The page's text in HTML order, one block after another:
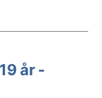
år -